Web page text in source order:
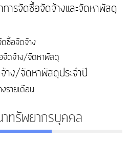
การจัดซื้อจัดจ้างและจัดหาพัสดุ
ดซื้อจัดจ้าง
จัดจ้าง/จัดหาพัสดุ
าง/จัดหาพัสดุประจำปี
รายเดือน
ทรัพยากรบุคคล